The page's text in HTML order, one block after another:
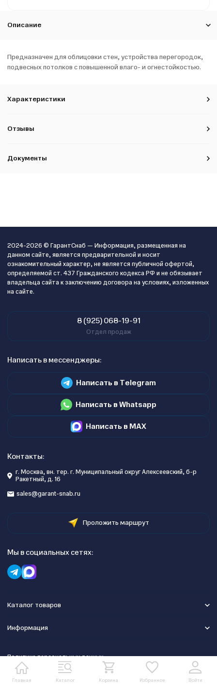
Описание
Предназначен для облицовки стен, устройства перегородок,
подвесных потолков с повышенной влаго- и огнестойкостью.
Характеристики
Отзывы
Документы
Главная Каталог Корзина Избранное Войти
2024-2026 © ГарантСнаб — Информация, размещенная на
данном сайте, является предварительной и носит
ознакомительный характер, не является публичной офертой,
определяемой ст. 437 Гражданского кодекса РФ и не обязывает
владельца сайта к заключению договора на условиях, изложенных
на сайте.
8 (925) 068-19-91
Отдел продаж
Написать в мессенджеры:
Написать в Telegram
Написать в Whatsapp
Написать в MAX
Контакты:
г. Москва, вн. тер. г. Муниципальный округ Алексеевский, б-р
Ракетный, д. 16
sales@garant-snab.ru
Проложить маршрут
Мы в социальных сетях:
Каталог товаров
Информация
Политика персональных данных